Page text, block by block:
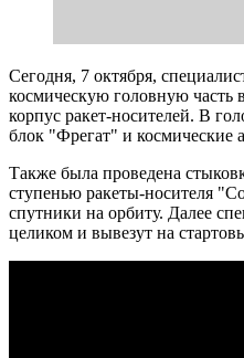
Сегодня, 7 октября,
космическую головную
корпус ракет-носителей. В
блок "Фрегат" и космические
Также была проведена
ступенью ракеты-носителя
спутники на орбиту. Далее
целиком и вывезут на